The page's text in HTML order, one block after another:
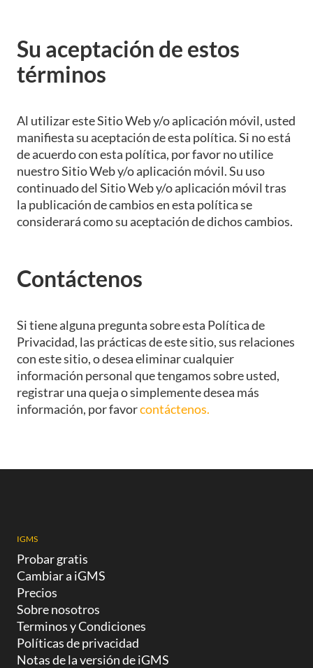
Su aceptación de estos
términos
Al utilizar este Sitio Web y/o aplicación móvil, usted
manifiesta su aceptación de esta política. Si no está
de acuerdo con esta política, por favor no utilice
nuestro Sitio Web y/o aplicación móvil. Su uso
continuado del Sitio Web y/o aplicación móvil tras
la publicación de cambios en esta política se
considerará como su aceptación de dichos cambios.
Contáctenos
Si tiene alguna pregunta sobre esta Política de
Privacidad, las prácticas de este sitio, sus relaciones
con este sitio, o desea eliminar cualquier
información personal que tengamos sobre usted,
registrar una queja o simplemente desea más
información, por favorcontáctenos.
IGMS
Probar gratis
Cambiar a iGMS
Precios
Sobre nosotros
Terminos y Condiciones
Políticas de privacidad
Notas de la versión de iGMS